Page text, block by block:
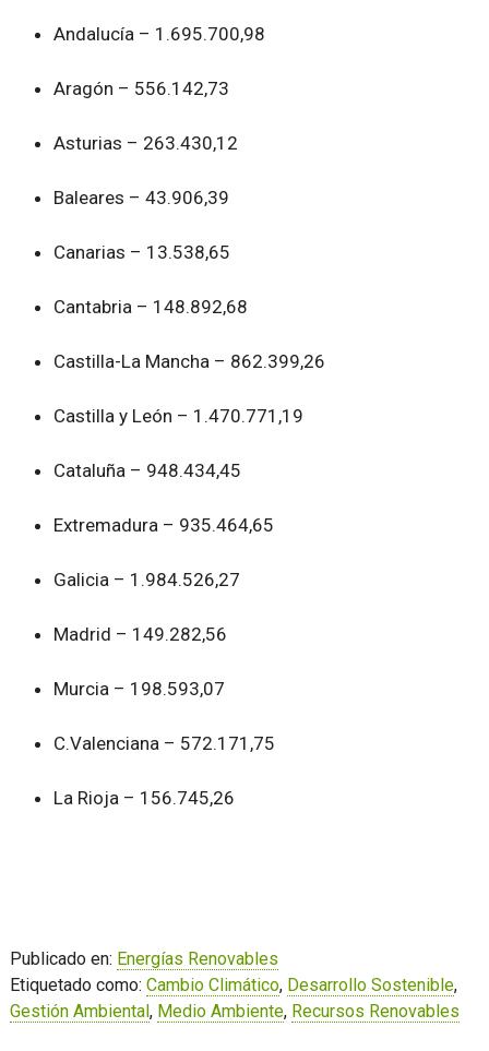
Andalucía – 1.695.700,98
Aragón – 556.142,73
Asturias – 263.430,12
Baleares – 43.906,39
Canarias – 13.538,65
Cantabria – 148.892,68
Castilla-La Mancha – 862.399,26
Castilla y León – 1.470.771,19
Cataluña – 948.434,45
Extremadura – 935.464,65
Galicia – 1.984.526,27
Madrid – 149.282,56
Murcia – 198.593,07
C.Valenciana – 572.171,75
La Rioja – 156.745,26
Publicado en: Energías Renovables
Etiquetado como: Cambio Climático, Desarrollo Sostenible,
Gestión Ambiental, Medio Ambiente, Recursos Renovables